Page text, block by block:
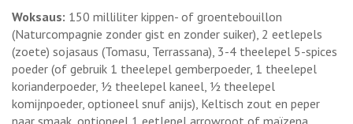
Woksaus: 150 milliliter kippen- of groentebouillon
(Naturcompagnie zonder gist en zonder suiker), 2 eetlepels
(zoete) sojasaus (Tomasu, Terrassana), 3-4 theelepel 5-spices
poeder (of gebruik 1 theelepel gemberpoeder, 1 theelepel
korianderpoeder, ½ theelepel kaneel, ½ theelepel
komijnpoeder, optioneel snuf anijs), Keltisch zout en peper
naar smaak, optioneel 1 eetlepel arrowroot of maïzena